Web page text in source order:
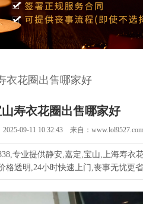
衣花圈出售哪家好
山寿衣花圈出售哪家好
2025-09-11 10:32:43 来自：www.lol9527.com
专业提供静安,嘉定,宝山,上海寿衣
格透明,24小时快速上门,丧事无忧更